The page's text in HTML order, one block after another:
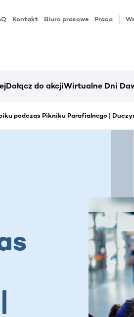
Kontakt Biuro prasowe Praca
Dołącz do akcjiWirtualne Dni
podczas Pikniku Parafialnego |